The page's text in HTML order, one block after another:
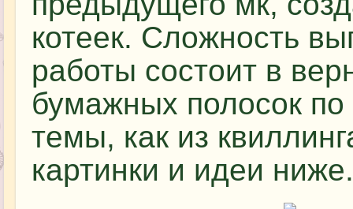
котеек. Сложность
работы состоит в
бумажных полосок
темы, как из
картинки и идеи ниже.